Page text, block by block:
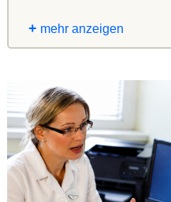
+ mehr anzeigen